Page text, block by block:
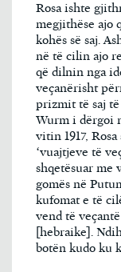
Rosa ishte
megjithëse ajo
kohës së saj.
në të cilin ajo
që dilnin nga
veçanërisht
prizmit të saj
Wurm i dërgoi
vitin 1917,
‘vuajtjeve të
shqetësuar me
gomës në
kufomat e të
vend të
[hebraike].
botën kudo ku